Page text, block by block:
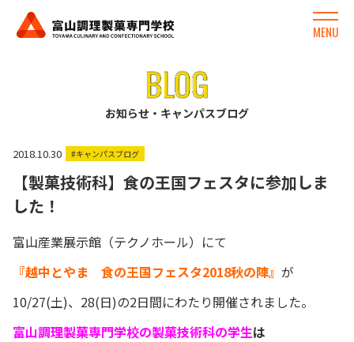
MENU
お知らせ・キャンパスブログ
2018.10.30 #キャンパスブログ
【製菓技術科】食の王国フェスタに参加しま
した！
富山産業展示館（テクノホール）にて
『越中とやま 食の王国フェスタ2018秋の陣』 が
10/27(土)、28(日)の2日間にわたり開催されました。
富山調理製菓専門学校の製菓技術科の学生は